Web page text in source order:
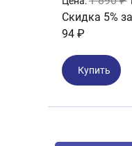
Скидка 5%
94 ₽
Купить